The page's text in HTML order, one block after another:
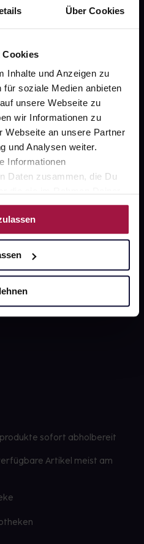
Über Cookies
Cookies
Inhalte und Anzeigen zu
soziale Medien anbieten
unsere Webseite zu
wir Informationen zu
Webseite an unsere Partner
und Analysen weiter.
Informationen
Daten zusammen, die Du
haben.
sofort abholbereit
Artikel meist am